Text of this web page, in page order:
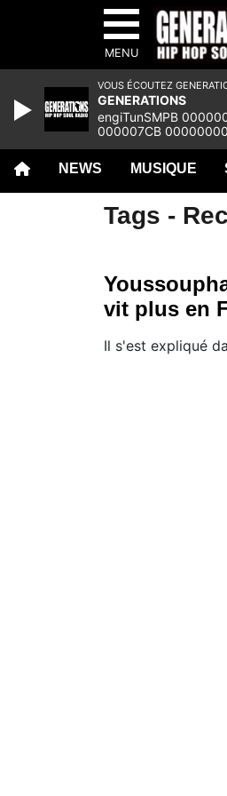
MENU
NEWS MUSIQUE
Tags -
vit plus en
Il s'est expliqué
VOUS ÉCOUTEZ
GENERATIONS
engiTunSMPB
000007CB
00000000
00000000